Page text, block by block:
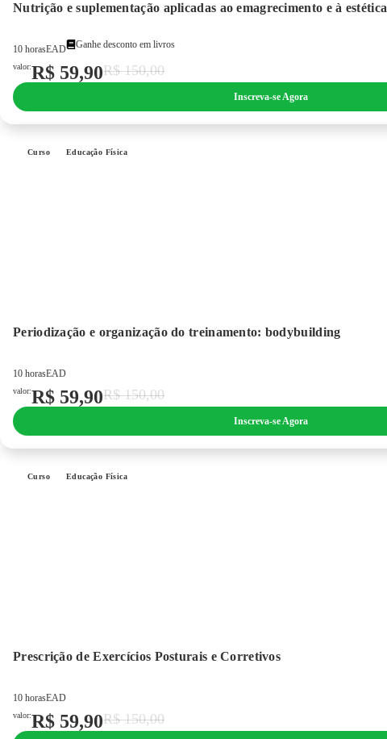
Nutrição e suplementação aplicadas ao emagrecimento e à estética
10 horasEAD Ganhe desconto em livros
valor:R$ 59,90R$150,00
Inscreva-se Agora
Curso Educação Física
Periodização e organização do treinamento: bodybuilding
10 horasEAD
valor:R$ 59,90R$150,00
Inscreva-se Agora
Curso Educação Física
Prescrição de Exercícios Posturais e Corretivos
10 horasEAD
valor:R$ 59,90R$150,00